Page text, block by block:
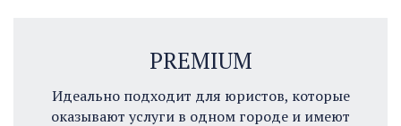
PREMIUM
Идеально подходит для юристов, которые
оказывают услуги в одном городе и имеют